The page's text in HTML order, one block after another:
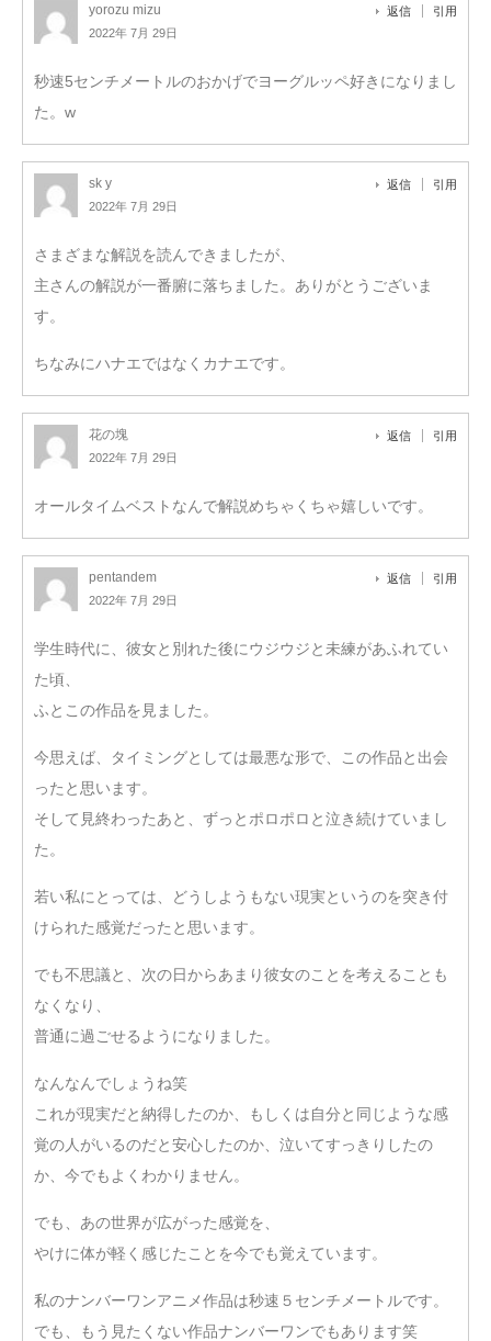
yorozu mizu
2022年 7月 29日
返信 引用
秒速5センチメートルのおかげでヨーグルッペ好きになりまし
た。w
sk y
2022年 7月 29日
返信 引用
さまざまな解説を読んできましたが、
主さんの解説が一番腑に落ちました。ありがとうございま
す。
ちなみにハナエではなくカナエです。
花の塊
2022年 7月 29日
返信 引用
オールタイムベストなんで解説めちゃくちゃ嬉しいです。
pentandem
2022年 7月 29日
返信 引用
学生時代に、彼女と別れた後にウジウジと未練があふれてい
た頃、
ふとこの作品を見ました。
今思えば、タイミングとしては最悪な形で、この作品と出会
ったと思います。
そして見終わったあと、ずっとポロポロと泣き続けていまし
た。
若い私にとっては、どうしようもない現実というのを突き付
けられた感覚だったと思います。
でも不思議と、次の日からあまり彼女のことを考えることも
なくなり、
普通に過ごせるようになりました。
なんなんでしょうね笑
これが現実だと納得したのか、もしくは自分と同じような感
覚の人がいるのだと安心したのか、泣いてすっきりしたの
か、今でもよくわかりません。
でも、あの世界が広がった感覚を、
やけに体が軽く感じたことを今でも覚えています。
私のナンバーワンアニメ作品は秒速５センチメートルです。
でも、もう見たくない作品ナンバーワンでもあります笑